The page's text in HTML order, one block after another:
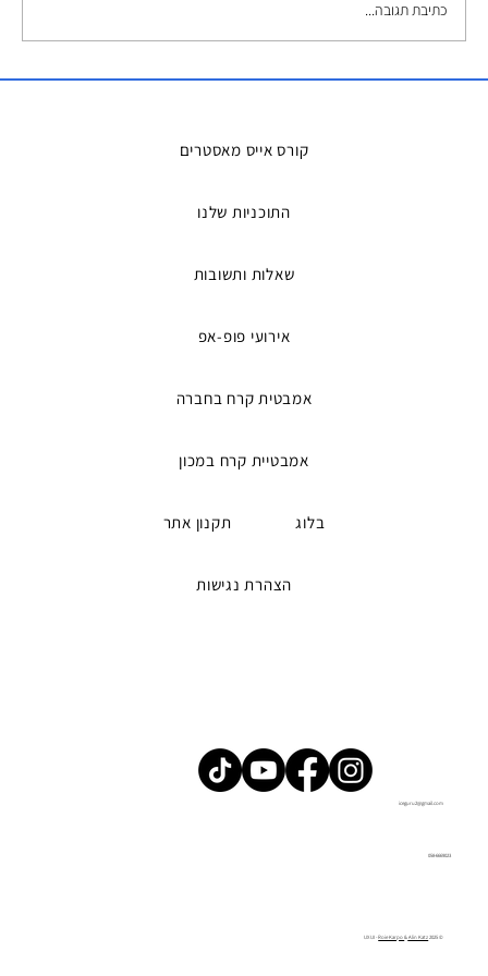
כתיבת תגובה...
קורס אייס מאסטרים
התוכניות שלנו
שאלות ותשובות
אירועי פופ-אפ
אמבטית קרח בחברה
אמבטיית קרח במכון
בלוג תקנון אתר
הצהרת נגישות
© 2025 UX UI -
Roie Karpo&Alin Katz
iceguru2@gmail.com
058-6669023